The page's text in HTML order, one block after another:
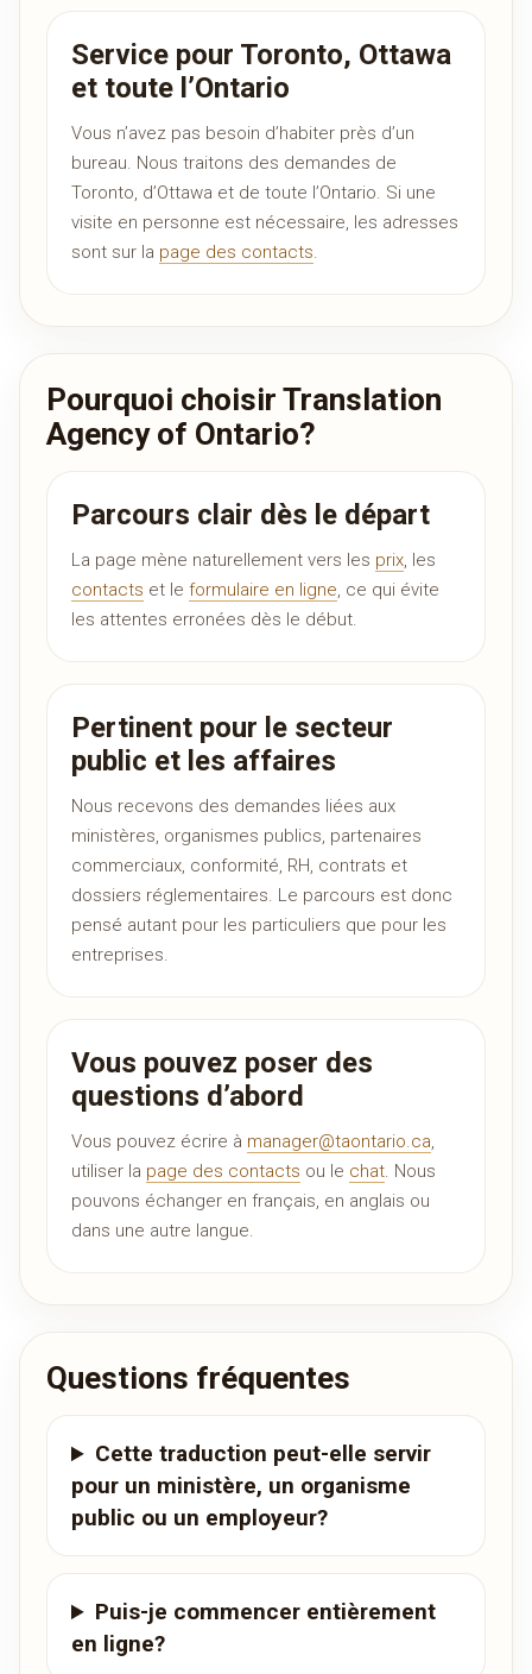
Service pour Toronto, Ottawa
et toute l’Ontario
Vous n’avez pas besoin d’habiter près d’un
bureau. Nous traitons des demandes de
Toronto, d’Ottawa et de toute l’Ontario. Si une
visite en personne est nécessaire, les adresses
sont sur la page des contacts.
Pourquoi choisir Translation
Agency of Ontario?
Parcours clair dès le départ
La page mène naturellement vers les prix, les
contacts et le formulaire en ligne, ce qui évite
les attentes erronées dès le début.
Pertinent pour le secteur
public et les affaires
Nous recevons des demandes liées aux
ministères, organismes publics, partenaires
commerciaux, conformité, RH, contrats et
dossiers réglementaires. Le parcours est donc
pensé autant pour les particuliers que pour les
entreprises.
Vous pouvez poser des
questions d’abord
Vous pouvez écrire à manager@taontario.ca,
utiliser la page des contacts ou le chat. Nous
pouvons échanger en français, en anglais ou
dans une autre langue.
Questions fréquentes
Cette traduction peut-elle servir
pour un ministère, un organisme
public ou un employeur?
Puis-je commencer entièrement
en ligne?